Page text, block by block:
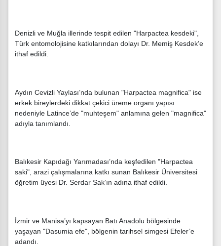
Denizli ve Muğla illerinde tespit edilen "Harpactea kesdeki",
Türk entomolojisine katkılarından dolayı Dr. Memiş Kesdek’e
ithaf edildi.
Aydın Cevizli Yaylası’nda bulunan "Harpactea magnifica" ise
erkek bireylerdeki dikkat çekici üreme organı yapısı
nedeniyle Latince’de "muhteşem" anlamına gelen "magnifica"
adıyla tanımlandı.
Balıkesir Kapıdağı Yarımadası’nda keşfedilen "Harpactea
saki", arazi çalışmalarına katkı sunan Balıkesir Üniversitesi
öğretim üyesi Dr. Serdar Sak’ın adına ithaf edildi.
İzmir ve Manisa’yı kapsayan Batı Anadolu bölgesinde
yaşayan "Dasumia efe", bölgenin tarihsel simgesi Efeler’e
adandı.